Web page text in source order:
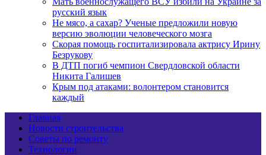
русский язык
Не мясо, а сахар? Ученые предложили новую
версию эволюции человеческого мозга
Скорая помощь госпитализировала актрису Ирину
Безрукову
В ДТП погиб чемпион Свердловской области
Никита Галишев
Крым под атаками: волонтером становится
каждый
Главная
Новости строительства
Советы по ремонту
Технологии